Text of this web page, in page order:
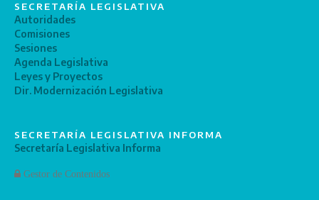
SECRETARÍA LEGISLATIVA
Autoridades
Comisiones
Sesiones
Agenda Legislativa
Leyes y Proyectos
Dir. Modernización Legislativa
SECRETARÍA LEGISLATIVA INFORMA
Secretaría Legislativa Informa
Gestor de Contenidos